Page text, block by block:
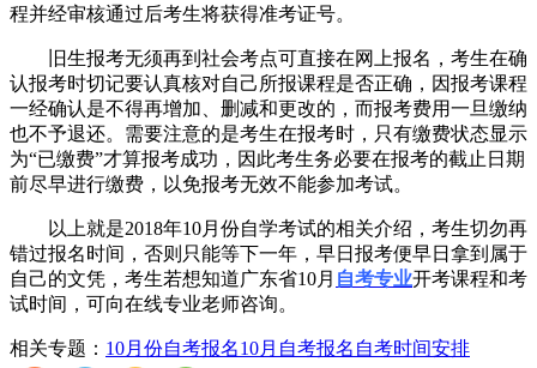
程并经审核通过后考生将获得准考证号。
旧生报考无须再到社会考点可直接在网上报名，考生在确
认报考时切记要认真核对自己所报课程是否正确，因报考课程
一经确认是不得再增加、删减和更改的，而报考费用一旦缴纳
也不予退还。需要注意的是考生在报考时，只有缴费状态显示
为“已缴费”才算报考成功，因此考生务必要在报考的截止日期
前尽早进行缴费，以免报考无效不能参加考试。
以上就是2018年10月份自学考试的相关介绍，考生切勿再
错过报名时间，否则只能等下一年，早日报考便早日拿到属于
自己的文凭，考生若想知道广东省10月 自考专业开考课程和考
试时间，可向在线专业老师咨询。
相关专题： 10月份自考报名10月自考报名 自考时间安排